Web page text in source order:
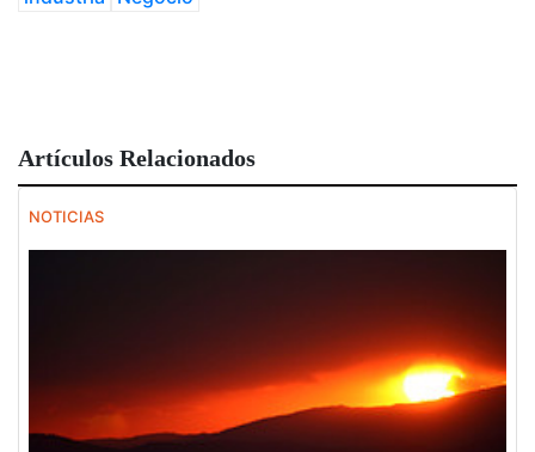
Artículos Relacionados
NOTICIAS